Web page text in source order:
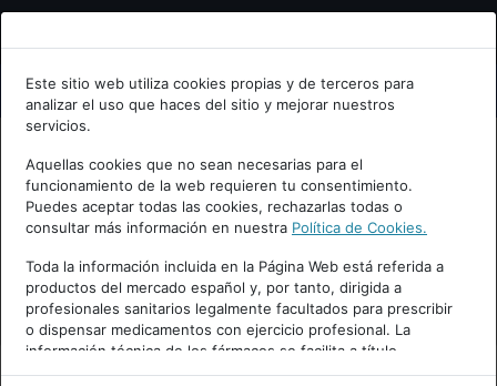
Bienvenid@ a psiquiatria.com
Escribe tu Email
Accede o regístrate con tu email.
Cancelar
Este sitio web utiliza cookies propias y de terceros para
analizar el uso que haces del sitio y mejorar nuestros
servicios.
Aquellas cookies que no sean necesarias para el
funcionamiento de la web requieren tu consentimiento.
Puedes aceptar todas las cookies, rechazarlas todas o
consultar más información en nuestra Política de Cookies.
Toda la información incluida en la Página Web está referida a
productos del mercado español y, por tanto, dirigida a
profesionales sanitarios legalmente facultados para prescribir
o dispensar medicamentos con ejercicio profesional. La
información técnica de los fármacos se facilita a título
meramente informativo, siendo responsabilidad de los